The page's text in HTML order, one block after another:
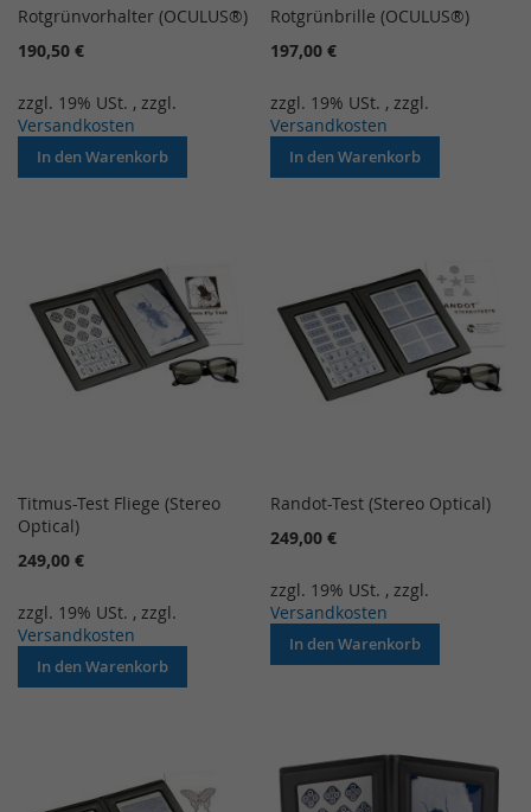
Rotgrünvorhalter (OCULUS®)
190,50 €
zzgl. 19% USt. , zzgl.
Versandkosten
In den Warenkorb
Rotgrünbrille (OCULUS®)
197,00 €
zzgl. 19% USt. , zzgl.
Versandkosten
In den Warenkorb
Titmus-Test Fliege (Stereo
Optical)
249,00 €
zzgl. 19% USt. , zzgl.
Versandkosten
In den Warenkorb
Randot-Test (Stereo Optical)
249,00 €
zzgl. 19% USt. , zzgl.
Versandkosten
In den Warenkorb